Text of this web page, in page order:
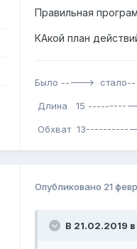
Правильная
КАкой план
Было ----->
Длина 15
Обхват
Опубликовано 21
В 21.02.2019